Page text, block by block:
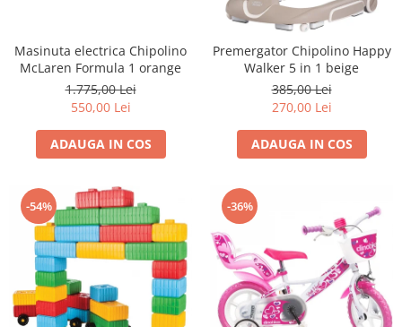
Masinuta electrica Chipolino
McLaren Formula 1 orange
1.775,00 Lei
550,00 Lei
ADAUGA IN COS
Premergator Chipolino Happy
Walker 5 in 1 beige
385,00 Lei
270,00 Lei
ADAUGA IN COS
-54% -36%